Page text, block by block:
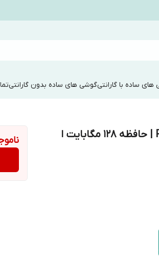
ساده با گارانتیگوشی های ساده بدون گارانتی